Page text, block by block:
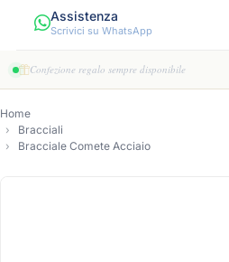
Assistenza
Scrivici su WhatsApp
Confezione regalo sempre disponibile
Home
Bracciali
Bracciale Comete Acciaio